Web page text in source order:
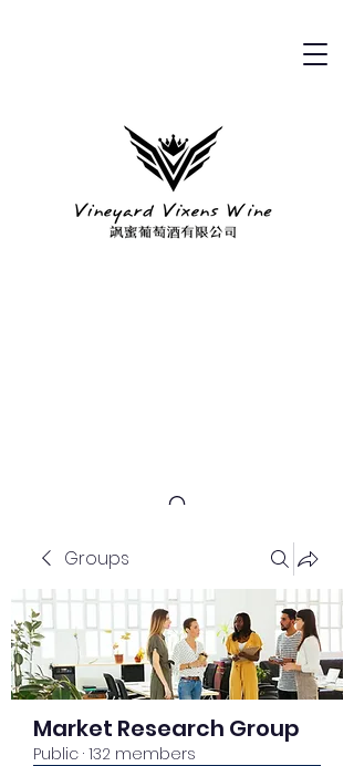
Groups
Market Research Group
Public · 132 members